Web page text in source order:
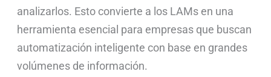
analizarlos. Esto convierte a los LAMs en una
herramienta esencial para empresas que buscan
automatización inteligente con base en grandes
volúmenes de información.